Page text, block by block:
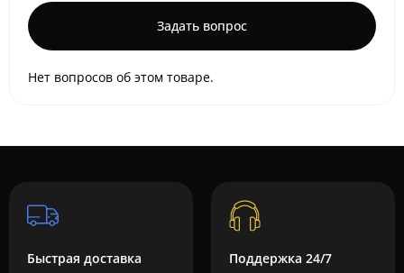
Задать вопрос
Нет вопросов об этом товаре.
Быстрая доставка Поддержка 24/7